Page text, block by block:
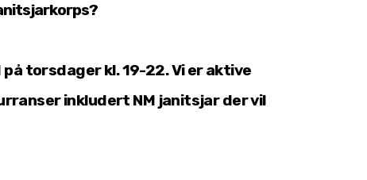
på torsdager kl. 19-22. Vi er aktive
inkludert NM janitsjar der vil